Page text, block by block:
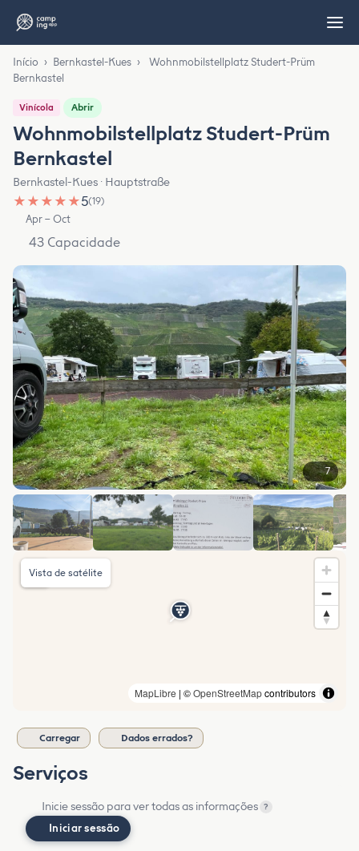
Início › Bernkastel-Kues ›
Wohnmobilstellplatz Studert-Prüm
Bernkastel
Vinícola Abrir
Wohnmobilstellplatz Studert-Prüm
Bernkastel
Bernkastel-Kues · Hauptstraße
★ ★ ★ ★ ★5(19)
Apr – Oct
43 Capacidade
7
MapLibre | ©OpenStreetMapcontributors
Vista de satélite
Carregar Dados errados?
Serviços
Inicie sessão para ver todas as informações ?
Iniciar sessão